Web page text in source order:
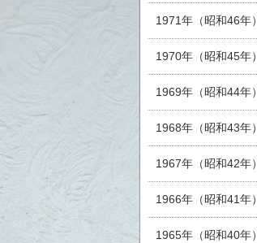
1971年（昭和46年）
1970年（昭和45年）
1969年（昭和44年）
1968年（昭和43年）
1967年（昭和42年）
1966年（昭和41年）
1965年（昭和40年）